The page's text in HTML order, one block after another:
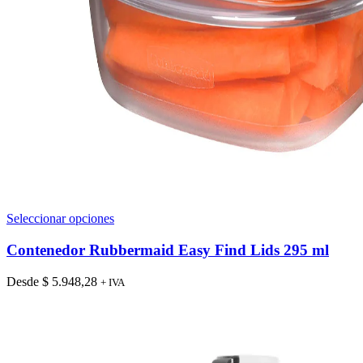
Seleccionar opcionesEste
tiene
múltiples
variantes.
Las
Contenedor Rubbermaid Easy Find Lids 295 ml
Desde $ 5.948,28 + IVA